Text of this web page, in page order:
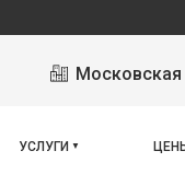
Московская
УСЛУГИ